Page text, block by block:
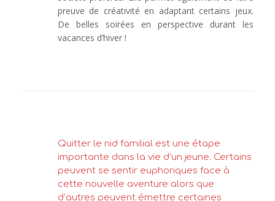
preuve de créativité en adaptant certains jeux.
De belles soirées en perspective durant les
vacances d’hiver !
Quitter le nid familial est une étape
importante dans la vie d’un jeune. Certains
peuvent se sentir euphoriques face à
cette nouvelle aventure alors que
d’autres peuvent émettre certaines